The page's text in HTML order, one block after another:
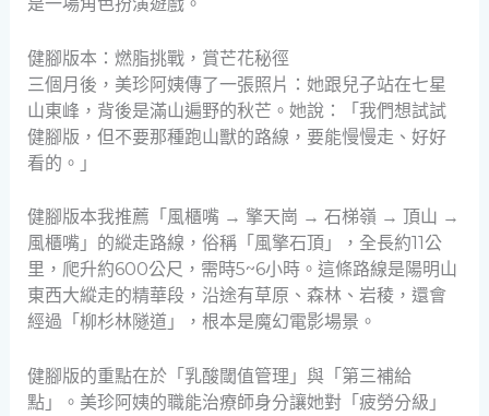
健腳版本：燃脂挑戰，賞芒花秘徑
三個月後，美珍阿姨傳了一張照片：她跟兒子站在七星
山東峰，背後是滿山遍野的秋芒。她說：「我們想試試
健腳版，但不要那種跑山獸的路線，要能慢慢走、好好
看的。」
健腳版本我推薦「風櫃嘴 → 擎天崗 → 石梯嶺 → 頂山 →
風櫃嘴」的縱走路線，俗稱「風擎石頂」，全長約11公
里，爬升約600公尺，需時5~6小時。這條路線是陽明山
東西大縱走的精華段，沿途有草原、森林、岩稜，還會
經過「柳杉林隧道」，根本是魔幻電影場景。
健腳版的重點在於「乳酸閾值管理」與「第三補給
點」。美珍阿姨的職能治療師身分讓她對「疲勞分級」